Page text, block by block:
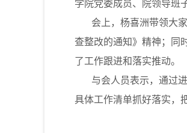
学院党委成员、院领导班
会上，杨喜洲带领大家
查整改的通知》精神；同
了工作跟进和落实推动。
与会人员表示，通过进
具体工作清单抓好落实，